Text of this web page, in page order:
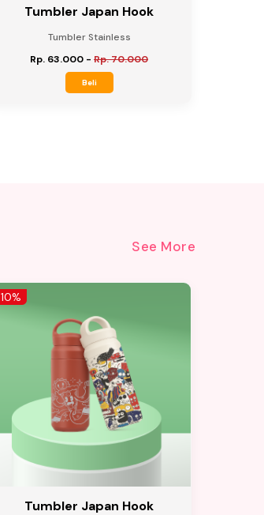
Tumbler Japan Hook
Tumbler Stainless
Rp. 63.000 - Rp. 70.000
Beli
See More
10%
Tumbler Japan Hook